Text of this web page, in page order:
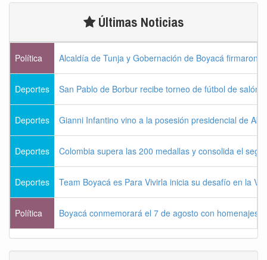
Últimas Noticias
Política Alcaldía de Tunja y Gobernación de Boyacá firmaron
Deportes San Pablo de Borbur recibe torneo de fútbol de salón
Deportes Gianni Infantino vino a la posesión presidencial de
Deportes Colombia supera las 200 medallas y consolida el
Deportes Team Boyacá es Para Vivirla inicia su desafío en la
Política Boyacá conmemorará el 7 de agosto con homenajes